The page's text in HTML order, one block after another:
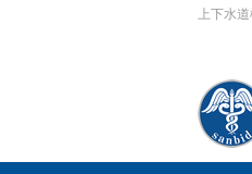
上下水